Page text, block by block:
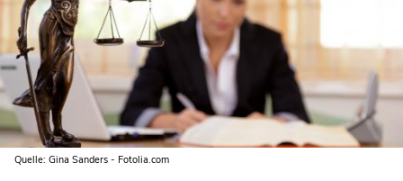
Quelle: Gina Sanders - Fotolia.com